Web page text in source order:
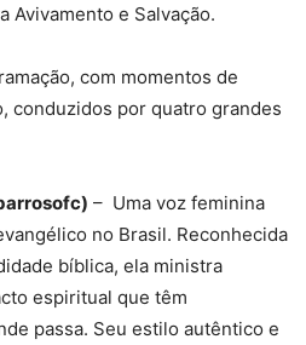
Avivamento e Salvação.
com momentos de
conduzidos por quatro grandes
– Uma voz feminina
no Brasil. Reconhecida
bíblica, ela ministra
espiritual que têm
passa. Seu estilo autêntico e